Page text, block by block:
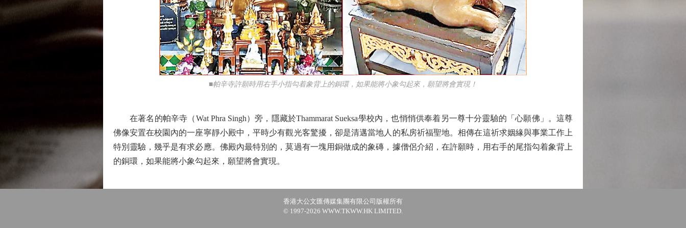
■帕辛寺許願時用右手小指勾着象背上的銅環，如果能將小象勾起來，願望將會實現！
在著名的帕辛寺（Wat Phra Singh）旁，隱藏於Thammarat Sueksa學校內，也悄悄供奉着另一尊十分靈驗的「心願佛」。這尊
佛像安置在校園內的一座寧靜小殿中，平時少有觀光客驚擾，卻是清邁當地人的私房祈福聖地。相傳在這祈求姻緣與事業工作上
特別靈驗，幾乎是有求必應。佛殿內最特別的，莫過有一塊用銅做成的象磚，據僧侶介紹，在許願時，用右手的尾指勾着象背上
的銅環，如果能將小象勾起來，願望將會實現。
香港大公文匯傳媒集團有限公司版權所有
© 1997-2026 WWW.TKWW.HK LIMITED.